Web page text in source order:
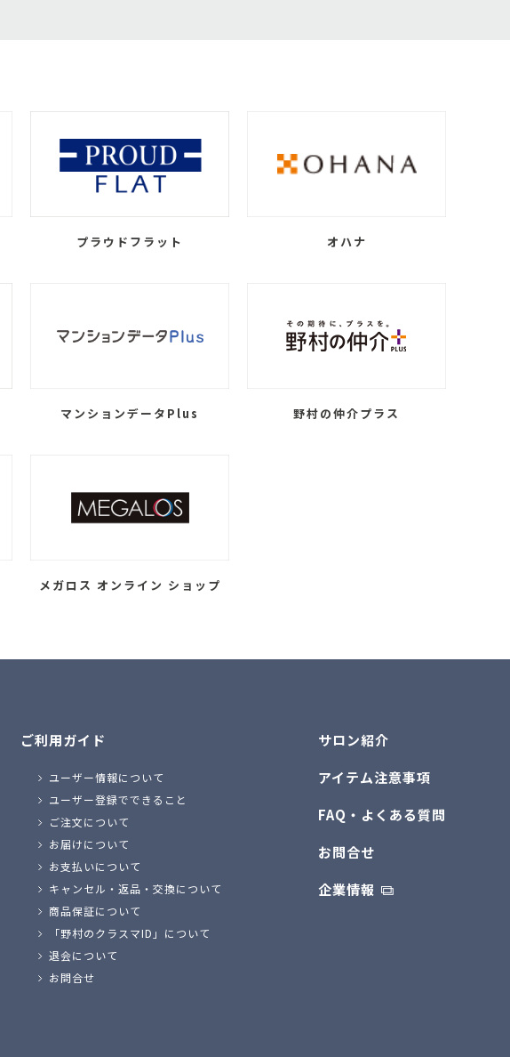
プラウドフラット オハナ
マンションデータPlus 野村の仲介プラス
メガロス オンライン ショップ
ご利用ガイド
ユーザー情報について
ユーザー登録でできること
ご注文について
お届けについて
お支払いについて
キャンセル・返品・交換について
商品保証について
「野村のクラスマID」について
退会について
お問合せ
サロン紹介
アイテム注意事項
FAQ・よくある質問
お問合せ
企業情報